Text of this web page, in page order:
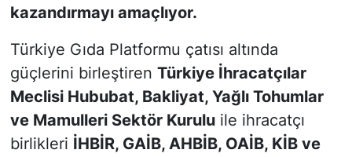
kazandırmayı amaçlıyor.
Türkiye Gıda Platformu çatısı altında
güçlerini birleştiren Türkiye İhracatçılar
Meclisi Hububat, Bakliyat, Yağlı Tohumlar
ve Mamulleri Sektör Kuruluile ihracatçı
birlikleri İHBİR, GAİB, AHBİB, OAİB, KİB ve